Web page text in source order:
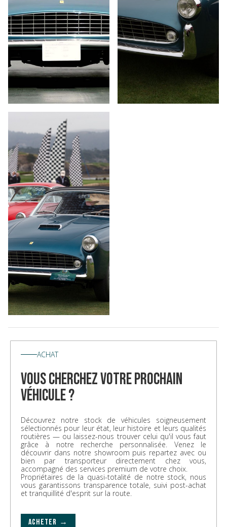
ACHAT
vous cherchez votre prochain
véhicule ?
Découvrez notre stock de véhicules soigneusement
sélectionnés pour leur état, leur histoire et leurs qualités
routières — ou laissez-nous trouver celui qu'il vous faut
grâce à notre recherche personnalisée. Venez le
découvrir dans notre showroom puis repartez avec ou
bien par transporteur directement chez vous,
accompagné des services premium de votre choix.
Propriétaires de la quasi-totalité de notre stock, nous
vous garantissons transparence totale, suivi post-achat
et tranquillité d'esprit sur la route.
ACHETER →